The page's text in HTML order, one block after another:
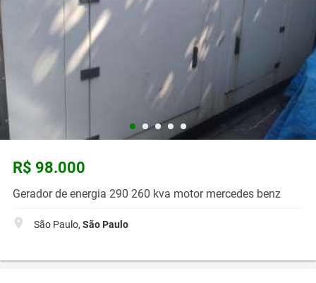
R$ 98.000
Gerador de energia 290 260 kva motor mercedes benz
São Paulo, São Paulo